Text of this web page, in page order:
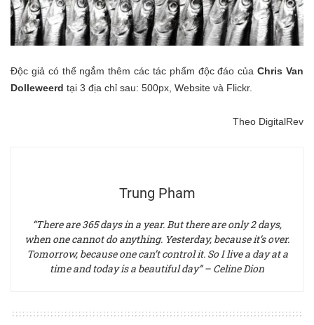
Độc giả có thể ngắm thêm các tác phẩm độc đáo củaChris Van
Dolleweerd tại 3 địa chỉ sau: 500px Website và Flickr.
Theo DigitalRev
Trung Pham
“There are 365 days in a year. But there are only 2 days,
when one cannot do anything. Yesterday, because it’s over.
Tomorrow, because one can’t control it. So I live a day at a
time and today is a beautiful day” – Celine Dion